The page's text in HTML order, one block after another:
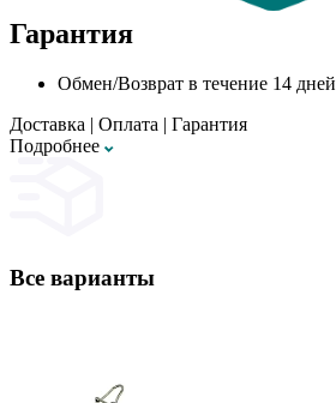
Гарантия
Обмен/Возврат в течение 14 дней
Доставка | Оплата | Гарантия
Подробнее
Все варианты